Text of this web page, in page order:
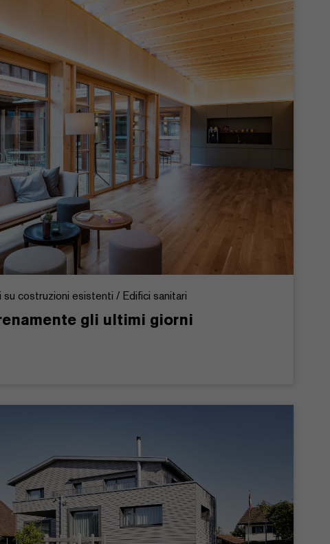
costruzioni esistenti / Edifici sanitari
gli ultimi giorni